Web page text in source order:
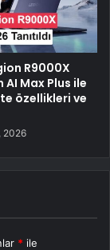
R9000X
AI Max Plus ile
özellikleri ve
2026
* ile